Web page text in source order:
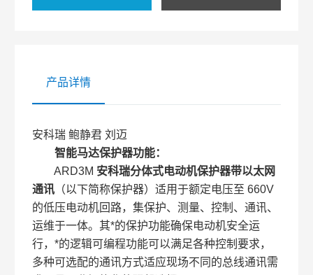
产品详情
安科瑞 鲍静君 刘迈
智能马达保护器功能：
ARD3M 安科瑞分体式电动机保护器带以太网
通讯 （以下简称保护器）适用于额定电压至 660V
的低压电动机回路，集保护、测量、控制、通讯、
运维于一体。其*的保护功能确保电动机安全运
行，*的逻辑可编程功能可以满足各种控制要求，
多种可选配的通讯方式适应现场不同的总线通讯需